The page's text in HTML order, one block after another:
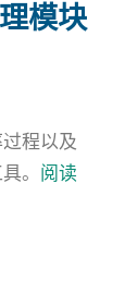
模块
程以及
。 阅读